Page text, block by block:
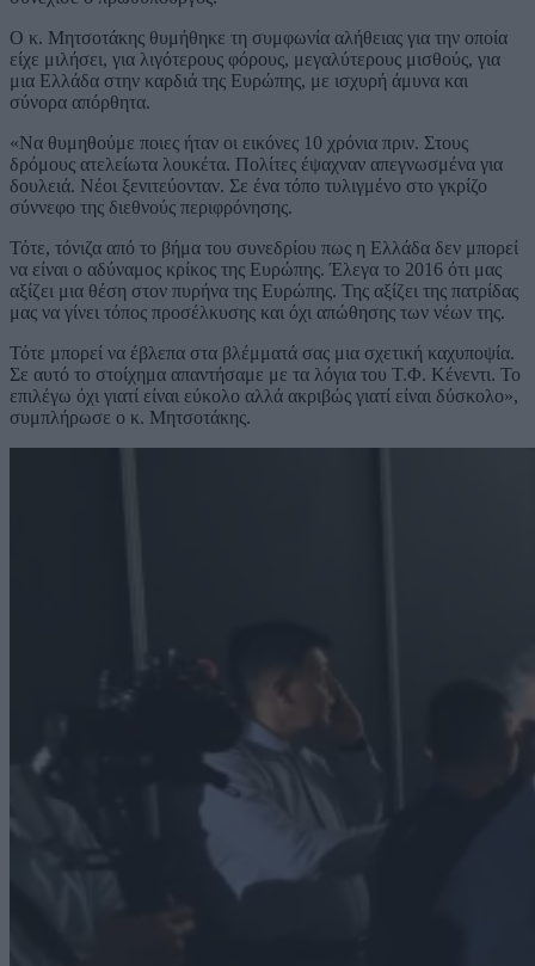
Ο κ. Μητσοτάκης θυμήθηκε τη συμφωνία αλήθειας για την οποία
είχε μιλήσει, για λιγότερους φόρους, μεγαλύτερους μισθούς, για
μια Ελλάδα στην καρδιά της Ευρώπης, με ισχυρή άμυνα και
σύνορα απόρθητα.
«Να θυμηθούμε ποιες ήταν οι εικόνες 10 χρόνια πριν. Στους
δρόμους ατελείωτα λουκέτα. Πολίτες έψαχναν απεγνωσμένα για
δουλειά. Νέοι ξενιτεύονταν. Σε ένα τόπο τυλιγμένο στο γκρίζο
σύννεφο της διεθνούς περιφρόνησης.
Τότε, τόνιζα από το βήμα του συνεδρίου πως η Ελλάδα δεν μπορεί
να είναι ο αδύναμος κρίκος της Ευρώπης. Έλεγα το 2016 ότι μας
αξίζει μια θέση στον πυρήνα της Ευρώπης. Της αξίζει της πατρίδας
μας να γίνει τόπος προσέλκυσης και όχι απώθησης των νέων της.
Τότε μπορεί να έβλεπα στα βλέμματά σας μια σχετική καχυποψία.
Σε αυτό το στοίχημα απαντήσαμε με τα λόγια του Τ.Φ. Κένεντι. Το
επιλέγω όχι γιατί είναι εύκολο αλλά ακριβώς γιατί είναι δύσκολο»,
συμπλήρωσε ο κ. Μητσοτάκης.